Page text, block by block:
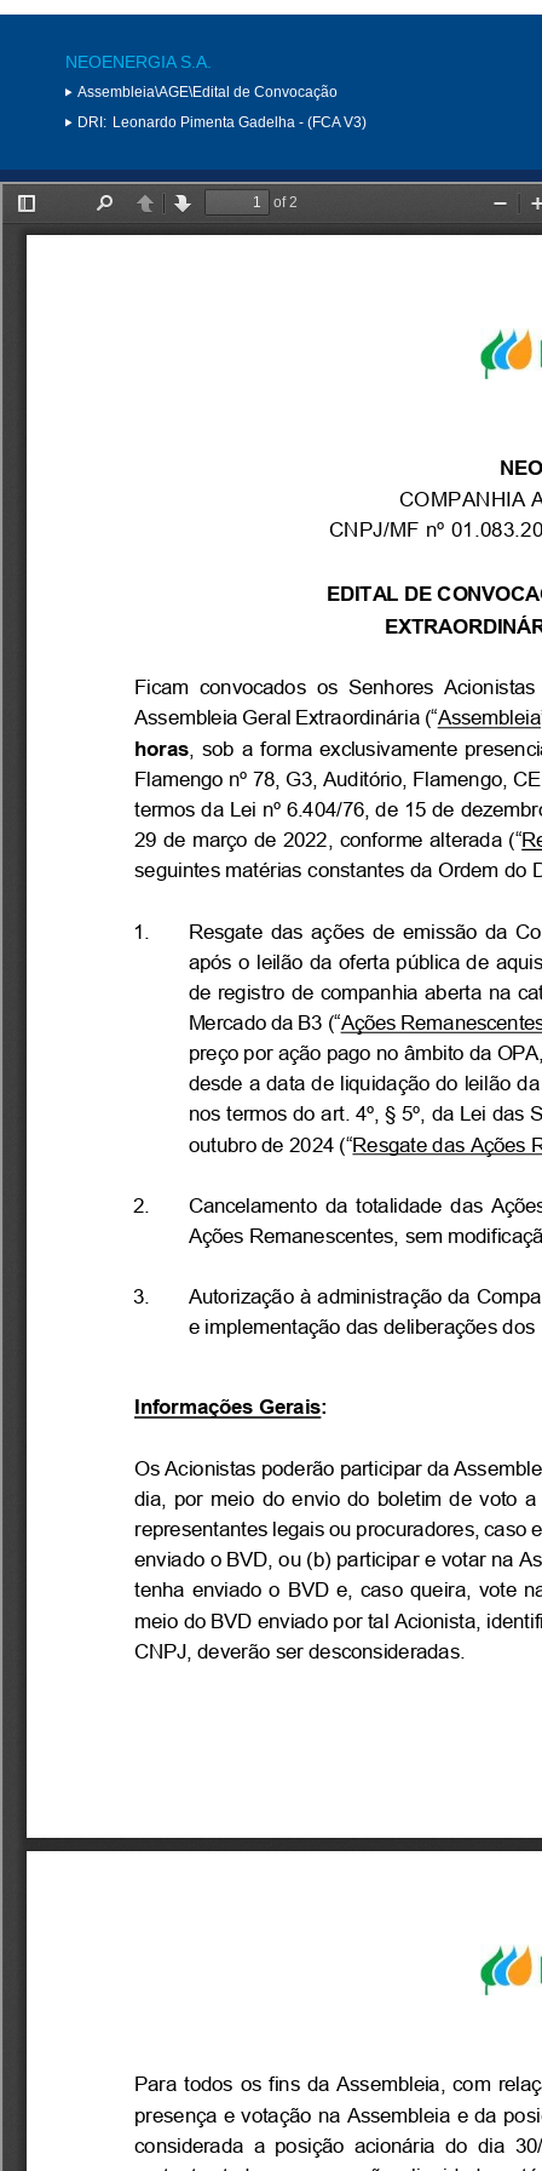
NEOENERGIA S.A.
Assembleia\AGE\Edital de Convocação
DRI: Leonardo Pimenta Gadelha - (FCA V3)